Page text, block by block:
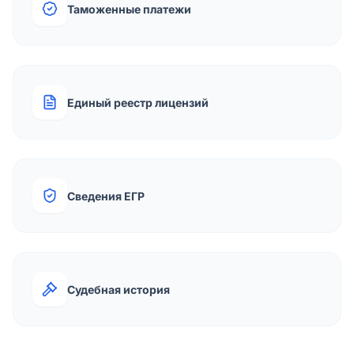
Таможенные платежи
Единый реестр лицензий
Сведения ЕГР
Судебная история